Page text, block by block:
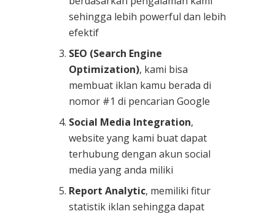
sehingga lebih powerful dan lebih
efektif
SEO (Search Engine
Optimization), kami bisa
membuat iklan kamu berada di
nomor #1 di pencarian Google
Social Media Integration,
website yang kami buat dapat
terhubung dengan akun social
media yang anda miliki
Report Analytic, memiliki fitur
statistik iklan sehingga dapat